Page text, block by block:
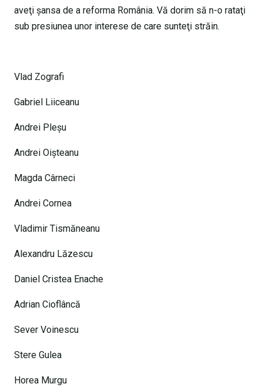
aveţi şansa de a reforma România. Vă dorim să n-o rataţi
sub presiunea unor interese de care sunteţi străin.
Vlad Zografi
Gabriel Liiceanu
Andrei Pleşu
Andrei Oişteanu
Magda Cârneci
Andrei Cornea
Vladimir Tismăneanu
Alexandru Lăzescu
Daniel Cristea Enache
Adrian Cioflâncă
Sever Voinescu
Stere Gulea
Horea Murgu